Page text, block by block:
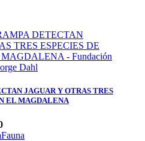
JAGUAR Y OTRAS TRES
EL MAGDALENA
Fauna